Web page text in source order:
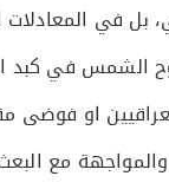
في المعادلات
في كبد
او فوضى
مع